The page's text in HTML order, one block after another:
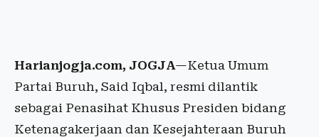
Harianjogja.com, JOGJA—Ketua Umum
Partai Buruh, Said Iqbal, resmi dilantik
sebagai Penasihat Khusus Presiden bidang
Ketenagakerjaan dan Kesejahteraan Buruh